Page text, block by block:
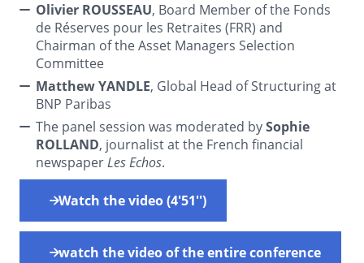
Olivier ROUSSEAU, Board Member of the Fonds
de Réserves pour les Retraites (FRR) and
Chairman of the Asset Managers Selection
Committee
Matthew YANDLE, Global Head of Structuring at
BNP Paribas
The panel session was moderated bySophie
ROLLAND, journalist at the French financial
newspaperLes Echos.
Watch the video (4'51'')
watch the video of the entire conference